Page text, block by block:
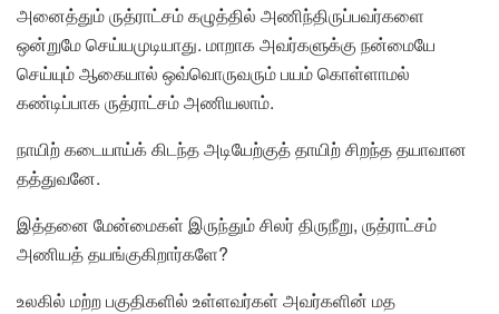
அனைத்தும் ருத்ராட்சம் கழுத்தில் அணிந்திருப்பவர்களை
ஒன்றுமே செய்யமுடியாது. மாறாக அவர்களுக்கு நன்மையே
செய்யும் ஆகையால் ஒவ்வொருவரும் பயம் கொள்ளாமல்
கண்டிப்பாக ருத்ராட்சம் அணியலாம்.
நாயிற் கடையாய்க் கிடந்த அடியேற்குத் தாயிற் சிறந்த தயாவான
தத்துவனே.
இத்தனை மேன்மைகள் இருந்தும் சிலர் திருநீறு, ருத்ராட்சம்
அணியத் தயங்குகிறார்களே?
உலகில் மற்ற பகுதிகளில் உள்ளவர்கள் அவர்களின் மத